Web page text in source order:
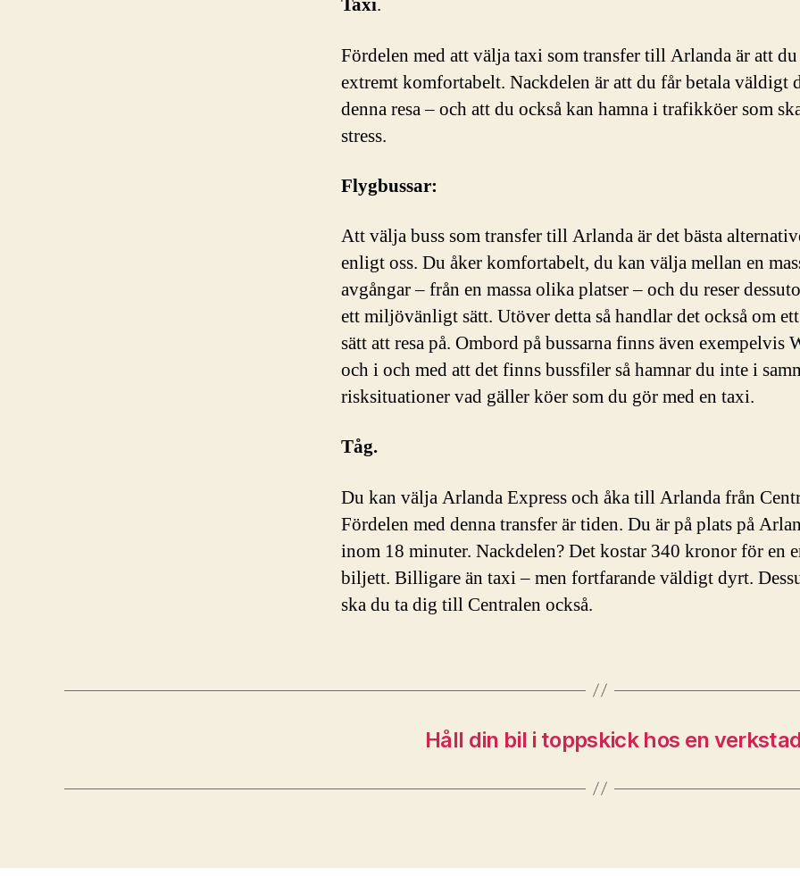
Taxi.
Fördelen med att välja taxi som transfer till Arlanda är att
extremt komfortabelt. Nackdelen är att du får betala väldigt
denna resa – och att du också kan hamna i trafikköer som
stress.
Flygbussar:
Att välja buss som transfer till Arlanda är det bästa
enligt oss. Du åker komfortabelt, du kan välja mellan en
avgångar – från en massa olika platser – och du reser
ett miljövänligt sätt. Utöver detta så handlar det också om
sätt att resa på. Ombord på bussarna finns även exempelvis
och i och med att det finns bussfiler så hamnar du inte i
risksituationer vad gäller köer som du gör med en taxi.
Tåg.
Du kan välja Arlanda Express och åka till Arlanda från
Fördelen med denna transfer är tiden. Du är på plats på
inom 18 minuter. Nackdelen? Det kostar 340 kronor för en
biljett. Billigare än taxi – men fortfarande väldigt dyrt.
ska du ta dig till Centralen också.
Håll din bil i toppskick hos en